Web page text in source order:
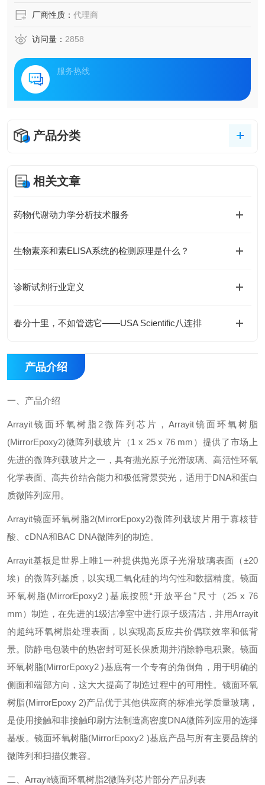
厂商性质： 代理商
访问量： 2858
服务热线
产品分类
相关文章
药物代谢动力学分析技术服务
生物素亲和素ELISA系统的检测原理是什么？
诊断试剂行业定义
春分十里，不如管选它——USA Scientific八连排
产品介绍
一、 产品介绍
Arrayit镜面环氧树脂 2微阵列芯片， Arrayit镜面环氧树脂
(MirrorEpoxy2)微阵列载玻片（1 x 25 x 76 mm ）提供了市场上
先进的微阵列载玻片之一，具有抛光原子光滑玻璃、高活性环氧
化学表面、高共价结合能力和极低背景荧光，适用于DNA和蛋白
质微阵列应用。
Arrayit镜面环氧树脂2(MirrorEpoxy2)微阵列载玻片用于寡核苷
酸、 cDNA和BAC DNA微阵列的制造。
Arrayit基板是世界上唯1一种提供抛光原子光滑玻璃表面（±20
埃）的微阵列基质，以实现二氧化硅的均匀性和数据精度。镜面
环氧树脂 (MirrorEpoxy2 )基底按照“开放平台"尺寸（ 25 x 76
mm）制造，在先进的1级洁净室中进行原子级清洁，并用Arrayit
的超纯环氧树脂处理表面，以实现高反应共价偶联效率和低背
景。防静电包装中的热密封可延长保质期并消除静电积聚。镜面
环氧树脂(MirrorEpoxy2 )基底有一个专有的角倒角，用于明确的
侧面和端部方向，这大大提高了制造过程中的可用性。镜面环氧
树脂(MirrorEpoxy 2)产品优于其他供应商的标准光学质量玻璃，
是使用接触和非接触印刷方法制造高密度DNA微阵列应用的选择
基板。镜面环氧树脂(MirrorEpoxy2 )基底产品与所有主要品牌的
微阵列和扫描仪兼容。
二、 Arrayit镜面环氧树脂2微阵列芯片部分产品列表